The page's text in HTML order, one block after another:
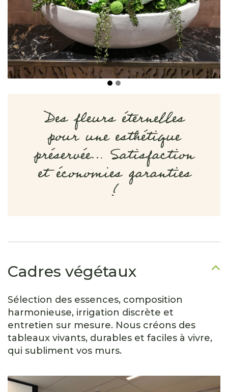
Des fleurs éternelles
pour une esthétique
préservée… Satisfaction
et économies garanties
!
Cadres végétaux
Sélection des essences, composition
harmonieuse, irrigation discrète et
entretien sur mesure. Nous créons des
tableaux vivants, durables et faciles à vivre,
qui subliment vos murs.